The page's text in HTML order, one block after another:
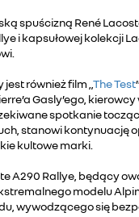
spuścizną René
i kapsułowej kolekcji
również film „ The Test
Gasly’ego,
spotkanie
stanowi kontynuację
kultowe marki.
A290 Rallye, będący
modelu
wywodzącego się